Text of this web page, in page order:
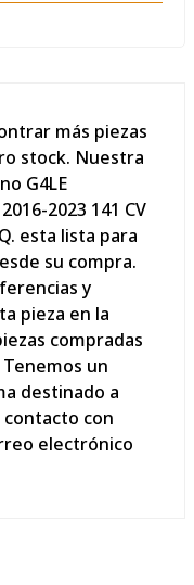
más piezas
stock. Nuestra
G4LE
2023 141 CV
esta lista para
su compra.
y
pieza en la
compradas
un
destinado a
con
electrónico